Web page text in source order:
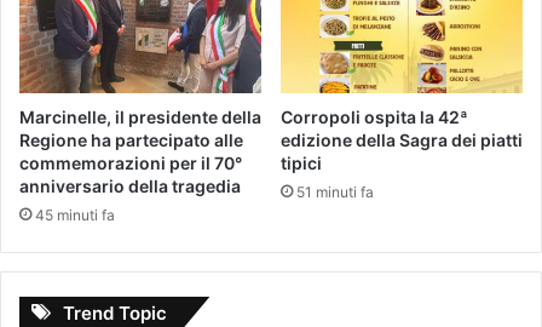
Marcinelle, il presidente della
Regione ha partecipato alle
commemorazioni per il 70°
anniversario della tragedia
45 minuti fa
Corropoli ospita la 42ª
edizione della Sagra dei piatti
tipici
51 minuti fa
Trend Topic